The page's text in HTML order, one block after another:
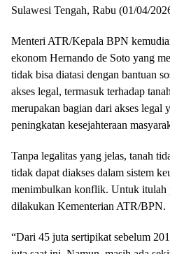
Sulawesi Tengah, Rabu (01/04/
Menteri ATR/Kepala BPN
ekonom Hernando de Soto yang
tidak bisa diatasi dengan bantuan
akses legal, termasuk terhadap
merupakan bagian dari akses legal
peningkatan kesejahteraan
Tanpa legalitas yang jelas, tanah
tidak dapat diakses dalam sistem
menimbulkan konflik. Untuk itulah
dilakukan Kementerian ATR/BPN.
“Dari 45 juta sertipikat sebelum